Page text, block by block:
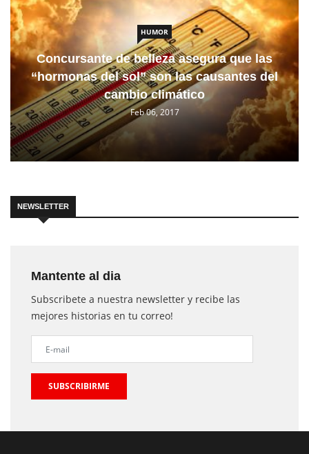
HUMOR
Concursante de belleza asegura que las
“hormonas del sol” son las causantes del
cambio climático
Feb 06, 2017
NEWSLETTER
Mantente al dia
Subscribete a nuestra newsletter y recibe las
mejores historias en tu correo!
SUBSCRIBIRME